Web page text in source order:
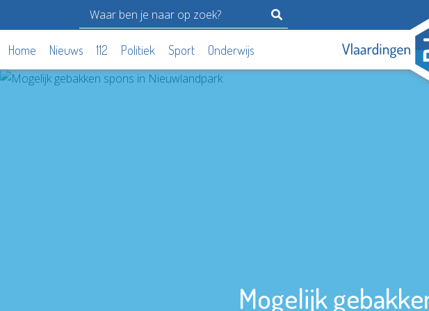
Home Nieuws 112 Politiek Sport Onderwijs
Mogelijk